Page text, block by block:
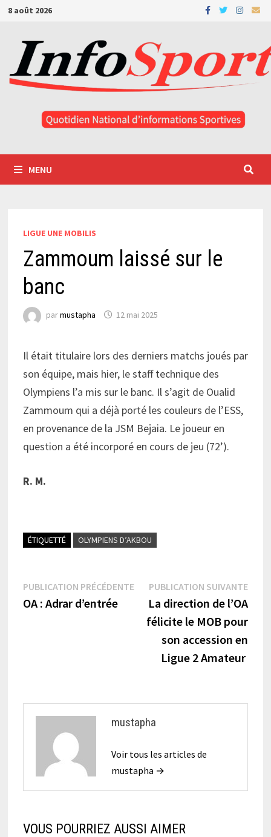
Passer
contenu
8 août 2026
MENU
LIGUE UNE MOBILIS
Zammoum laissé sur le
banc
parmustapha 12 mai 2025
Il était titulaire lors des derniers matchs joués par
son équipe, mais hier, le staff technique des
Olympiens l’a mis sur le banc. Il s’agit de Oualid
Zammoum qui a déjà porté les couleurs de l’ESS,
en provenance de la JSM Bejaia. Le joueur en
question a été incorporé en cours de jeu (72’).
R. M.
ÉTIQUETTÉ OLYMPIENS D’AKBOU
Navigation
de
PUBLICATION PRÉCÉDENTEPublication
précédente :
OA : Adrar d’entrée
PUBLICATION SUIVANTE
La direction de l’OA
félicite le MOB pour
son accession en
Ligue 2 Amateur
mustapha
Voir tous les articles de
mustapha →
VOUS POURRIEZ AUSSI AIMER